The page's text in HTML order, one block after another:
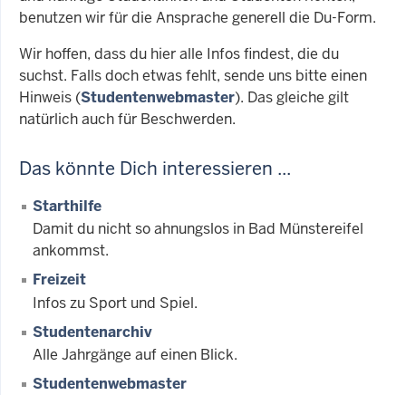
benutzen wir für die Ansprache generell die Du-Form.
Wir hoffen, dass du hier alle Infos findest, die du
suchst. Falls doch etwas fehlt, sende uns bitte einen
Hinweis (Studentenwebmaster). Das gleiche gilt
natürlich auch für Beschwerden.
Das könnte Dich interessieren ...
Starthilfe
Damit du nicht so ahnungslos in Bad Münstereifel
ankommst.
Freizeit
Infos zu Sport und Spiel.
Studentenarchiv
Alle Jahrgänge auf einen Blick.
Studentenwebmaster